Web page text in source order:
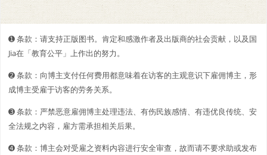
➊️ 条款：请支持正版图书。肯定和感激作者及出版商的社会贡献，以及国
Jia在「教育公平」上作出的努力。
➋️️ 条款：向博主支付任何费用都意味着在访客的主观意识下雇佣博主，形
成博主受雇于访客的劳务关系。
➌ 条款：严禁恶意雇佣博主处理违法、有伤民族感情、有违优良传统、安
全法规之内容，雇方需承担相关后果。
➍ 条款：博主会对受雇之资料内容进行安全审查，故而请不要求助或发布